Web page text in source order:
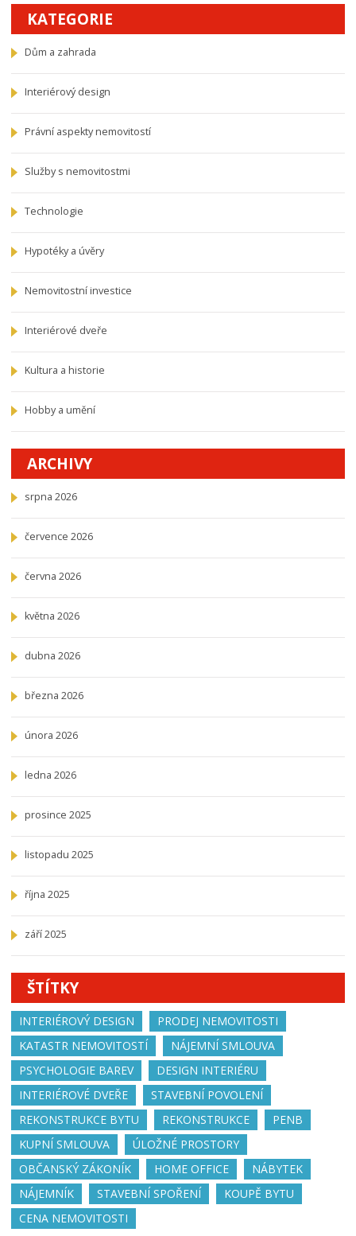
KATEGORIE
Dům a zahrada
Interiérový design
Právní aspekty nemovitostí
Služby s nemovitostmi
Technologie
Hypotéky a úvěry
Nemovitostní investice
Interiérové dveře
Kultura a historie
Hobby a umění
ARCHIVY
srpna 2026
července 2026
června 2026
května 2026
dubna 2026
března 2026
února 2026
ledna 2026
prosince 2025
listopadu 2025
října 2025
září 2025
ŠTÍTKY
INTERIÉROVÝ DESIGN
PRODEJ NEMOVITOSTI
KATASTR NEMOVITOSTÍ
NÁJEMNÍ SMLOUVA
PSYCHOLOGIE BAREV
DESIGN INTERIÉRU
INTERIÉROVÉ DVEŘE
STAVEBNÍ POVOLENÍ
REKONSTRUKCE BYTU
REKONSTRUKCE
PENB
KUPNÍ SMLOUVA
ÚLOŽNÉ PROSTORY
OBČANSKÝ ZÁKONÍK
HOME OFFICE
NÁBYTEK
NÁJEMNÍK
STAVEBNÍ SPOŘENÍ
KOUPĚ BYTU
CENA NEMOVITOSTI